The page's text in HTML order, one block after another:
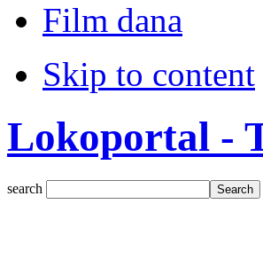
Film dana
Skip to content
Lokoportal -
search